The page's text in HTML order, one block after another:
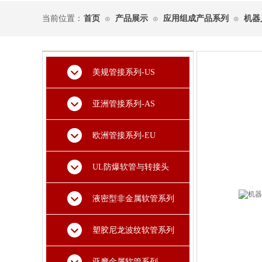
当前位置： 首页 ⊙ 产品展示 ⊙ 应用组成产品系列 ⊙ 机器
美规管接系列-US
亚洲管接系列-AS
欧洲管接系列-EU
UL防爆软管与转接头
液密型非金属软管系列
塑胶尼龙波纹软管系列